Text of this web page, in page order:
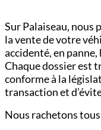
Sur Palaiseau, nous
la vente de votre
accidenté, en
Chaque dossier est
conforme à la
transaction et
Nous rachetons